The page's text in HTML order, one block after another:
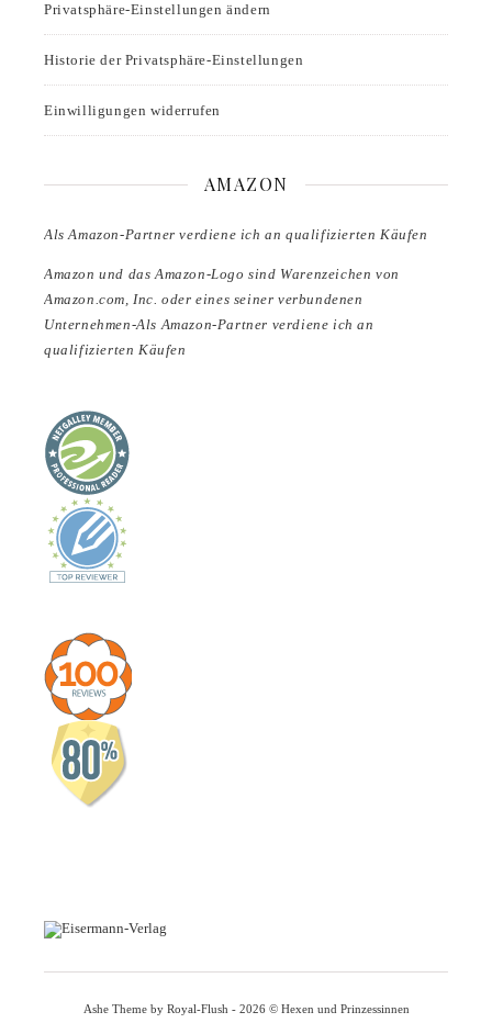
Privatsphäre-Einstellungen ändern
Historie der Privatsphäre-Einstellungen
Einwilligungen widerrufen
AMAZON
Als Amazon-Partner verdiene ich an qualifizierten Käufen
Amazon und das Amazon-Logo sind Warenzeichen von
Amazon.com, Inc. oder eines seiner verbundenen
Unternehmen-Als Amazon-Partner verdiene ich an
qualifizierten Käufen
Ashe Theme by Royal-Flush - 2026 © Hexen und Prinzessinnen